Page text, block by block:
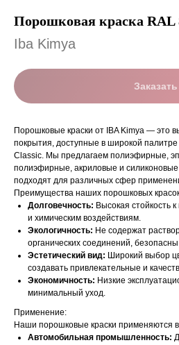
Порошковая краска RAL
Iba Kimya
Заказать
Порошковые краски от IBA Kimya — это
покрытия, доступные в широкой палитре
Classic. Мы предлагаем полиэфирные,
полиэфирные, акриловые и силиконовые
подходят для различных сфер
Преимущества наших порошковых
Долговечность: Высокая стойкость
и химическим воздействиям.
Экологичность: Не содержат
органических соединений,
Эстетический вид: Широкий выбор
создавать привлекательные и
Экономичность: Низкие
минимальный уход.
Применение:
Наши порошковые краски применяются
Автомобильная промышленность: